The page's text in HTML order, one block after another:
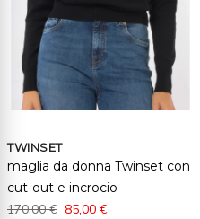
TWINSET
maglia da donna Twinset con
cut-out e incrocio
170,00 € 85,00 €